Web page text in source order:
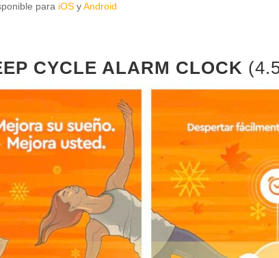
para iOS yAndroid
CYCLE ALARM CLOCK (4.5